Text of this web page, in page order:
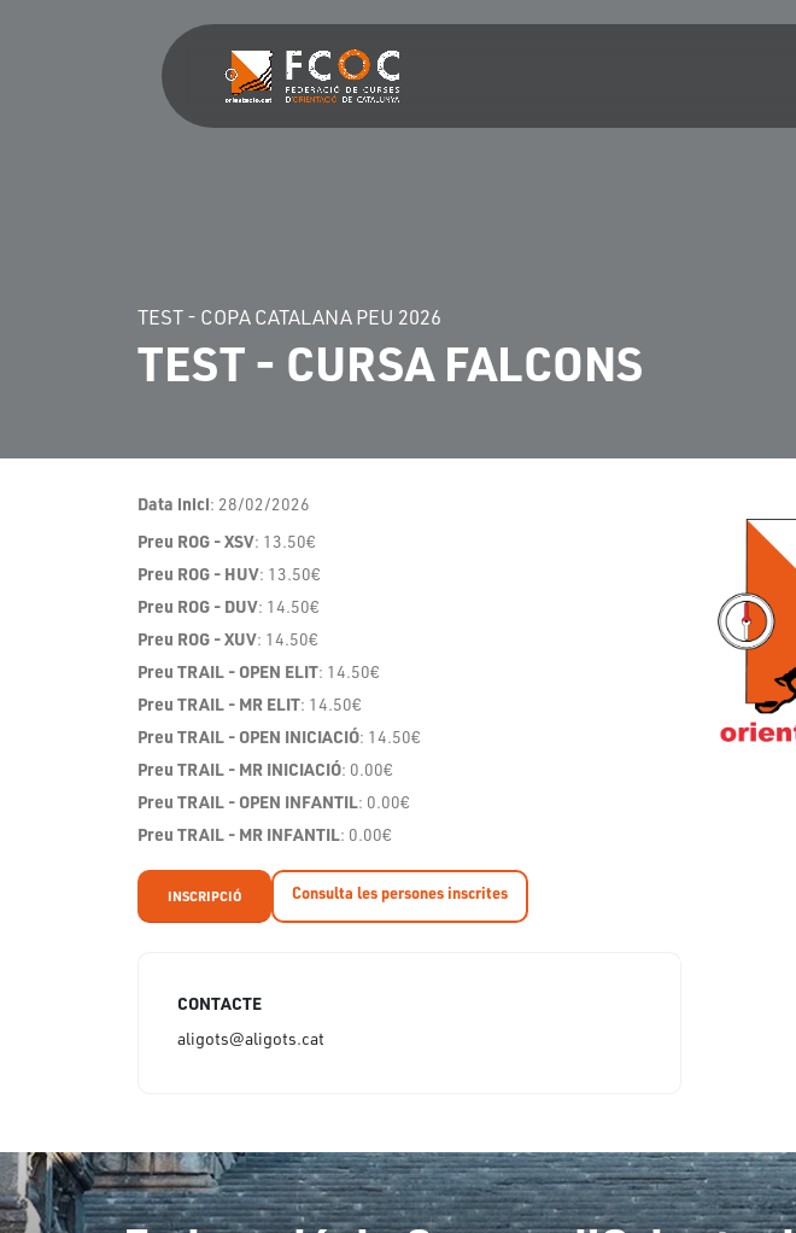
TEST - COPA CATALANA PEU 2026
TEST - CURSA FALCONS
Data inici: 28/02/2026
Preu ROG - XSV: 13.50€
Preu ROG - HUV: 13.50€
Preu ROG - DUV: 14.50€
Preu ROG - XUV: 14.50€
Preu TRAIL - OPEN ELIT: 14.50€
Preu TRAIL - MR ELIT: 14.50€
Preu TRAIL - OPEN INICIACIÓ: 14.50€
Preu TRAIL - MR INICIACIÓ: 0.00€
Preu TRAIL - OPEN INFANTIL: 0.00€
Preu TRAIL - MR INFANTIL: 0.00€
INSCRIPCIÓ Consulta les persones inscrites
CONTACTE
aligots@aligots.cat